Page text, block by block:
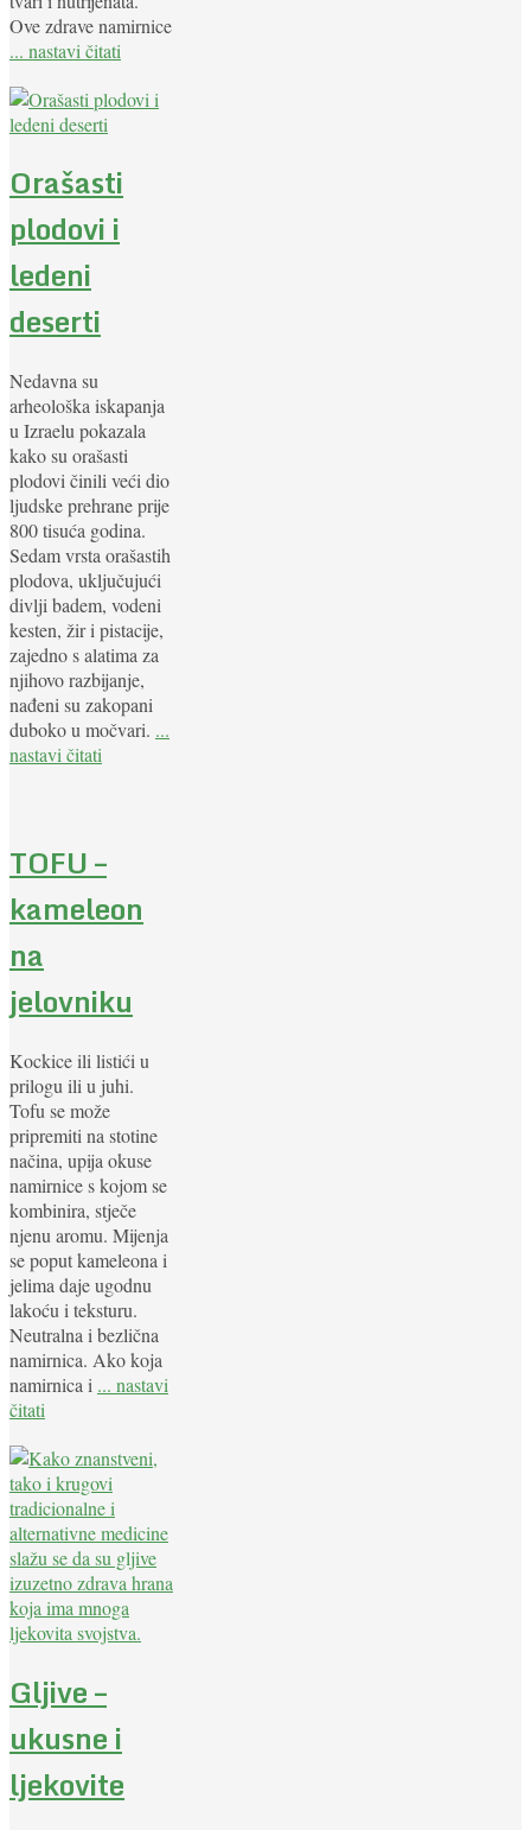
Ove zdrave namirnice
... nastavi čitati
Orašasti
plodovi i
ledeni
deserti
Nedavna su
arheološka iskapanja
u Izraelu pokazala
kako su orašasti
plodovi činili veći dio
ljudske prehrane prije
800 tisuća godina.
Sedam vrsta orašastih
plodova, uključujući
divlji badem, vodeni
kesten, žir i pistacije,
zajedno s alatima za
njihovo razbijanje,
nađeni su zakopani
duboko u močvari. ...
nastavi čitati
TOFU –
kameleon
na
jelovniku
Kockice ili listići u
prilogu ili u juhi.
Tofu se može
pripremiti na stotine
načina, upija okuse
namirnice s kojom se
kombinira, stječe
njenu aromu. Mijenja
se poput kameleona i
jelima daje ugodnu
lakoću i teksturu.
Neutralna i bezlična
namirnica. Ako koja
namirnica i ... nastavi
čitati
Gljive –
ukusne i
ljekovite